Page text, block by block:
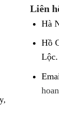
Liên
Hà
Hồ
Lộc.